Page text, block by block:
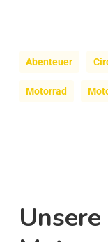
Abenteuer
Motorrad
Unsere